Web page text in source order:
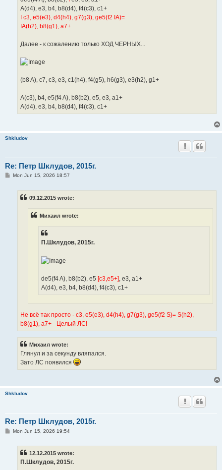
A(d4), e3, b4, b8(d4), f4(c3), c1+
I c3, e5(e3), d4(h4), g7(g3), ge5(f2 IA)=
IA(h2), b8(g1), a7+
Далее - к сожалению только ХОД ЧЕРНЫХ...
(b8 A), c7, c3, e3, c1(h4), f4(g5), h6(g3), e3(h2), g1+
A(c3), b4, e5(f4 A), b8(b2), e5, e3, a1+
A(d4), e3, b4, b8(d4), f4(c3), c1+
Shkludov
Re: Петр Шклудов, 2015г.
PMon Jun 15, 2026 18:57
09.12.2015 wrote:
Михаил wrote:
П.Шклудов, 2015г.
de5(f4 A), b8(b2), e5 [c3,e5+], e3, a1+
A(d4), e3, b4, b8(d4), f4(c3), c1+
Не всё так просто - c3, e5(e3), d4(h4), g7(g3), ge5(f2 S)= S(h2),
b8(g1), a7+ - Целый ЛС!
Михаил wrote:
Глянул и за секунду вляпался.
Зато ЛС появился
Shkludov
Re: Петр Шклудов, 2015г.
PMon Jun 15, 2026 19:54
12.12.2015 wrote:
П.Шклудов, 2015г.